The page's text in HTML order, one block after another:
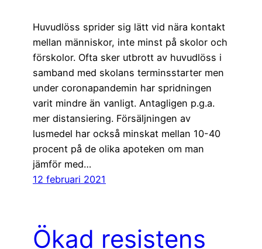
Huvudlöss sprider sig lätt vid nära kontakt
mellan människor, inte minst på skolor och
förskolor. Ofta sker utbrott av huvudlöss i
samband med skolans terminsstarter men
under coronapandemin har spridningen
varit mindre än vanligt. Antagligen p.g.a.
mer distansiering. Försäljningen av
lusmedel har också minskat mellan 10-40
procent på de olika apoteken om man
jämför med…
12 februari 2021
Ökad resistens